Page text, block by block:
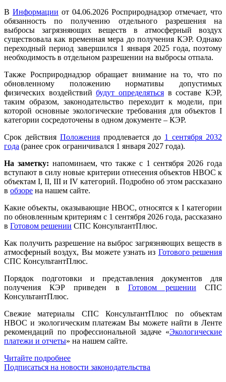
В Информации от 04.06.2026 Росприроднадзор отмечает, что
обязанность по получению отдельного разрешения на
выбросы загрязняющих веществ в атмосферный воздух
существовала как временная мера до получения КЭР. Однако
переходный период завершился 1 января 2025 года, поэтому
необходимость в отдельном разрешении на выбросы отпала.
Также Росприроднадзор обращает внимание на то, что по
обновленному положению нормативы допустимых
физических воздействийбудут определяться в составе КЭР,
таким образом, законодательство переходит к модели, при
которой основные экологические требования для объектов I
категории сосредоточены в одном документе – КЭР.
Срок действия Положения продлевается до 1 сентября 2032
года (ранее срок ограничивался 1 января 2027 года).
На заметку: напоминаем, что также с 1 сентября 2026 года
вступают в силу новые критерии отнесения объектов НВОС к
объектам I, II, III и IV категорий. Подробно об этом рассказано
в обзоре на нашем сайте.
Какие объекты, оказывающие НВОС, относятся к I категории
по обновленным критериям с 1 сентября 2026 года, рассказано
в Готовом решении СПС КонсультантПлюс.
Как получить разрешение на выброс загрязняющих веществ в
атмосферный воздух, Вы можете узнать из Готового решения
СПС КонсультантПлюс.
Порядок подготовки и представления документов для
получения КЭР приведен в Готовом решении СПС
КонсультантПлюс.
Свежие материалы СПС КонсультантПлюс по объектам
НВОС и экологическим платежам Вы можете найти в Ленте
рекомендаций по профессиональной задаче «Экологические
платежи и отчеты» на нашем сайте.
Читайте подробнее
Подписаться на новости законодательства